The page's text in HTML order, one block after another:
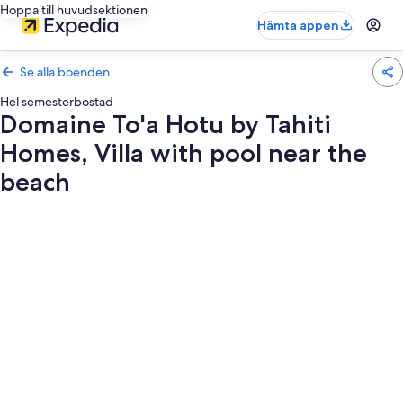
Hoppa till huvudsektionen
Hämta appen
Se alla boenden
Hel semesterbostad
Domaine To'a Hotu by Tahiti
Homes, Villa with pool near the
beach